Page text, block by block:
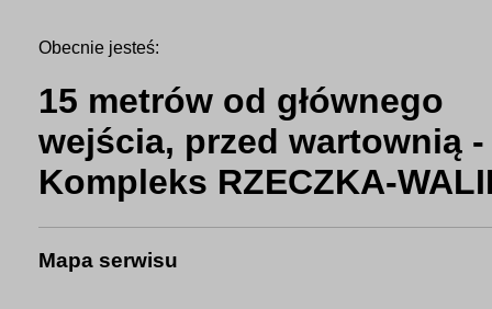
Obecnie jesteś:
15 metrów od głównego
wejścia, przed wartownią -
Kompleks RZECZKA-
Mapa serwisu